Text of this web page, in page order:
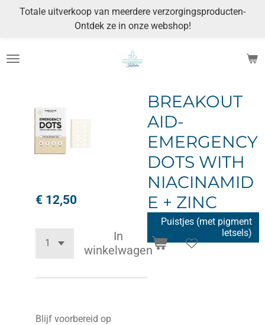
de
Totale uitverkoop van meerdere verzorgingsproducten-
Ontdek ze in onze webshop!
BREAKOUT
AID-
EMERGENCY
DOTS WITH
NIACINAMID
E + ZINC
Puistjes (met pigment
letsels)
€ 12,50
In
winkelwagen
Blijf voorbereid op